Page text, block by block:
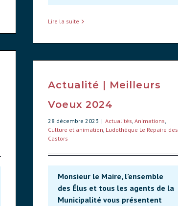
Lire la suite
Actualité | Meilleurs
Voeux 2024
28 décembre 2023 | Actualités, Animations,
Culture et animation, Ludothèque Le Repaire des
Castors
Monsieur le Maire, l’ensemble
des Élus et tous les agents de la
Municipalité vous présentent